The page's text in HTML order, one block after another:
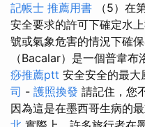
記帳士 推薦用書 （5）在
安全要求的許可下確定水
號或氣象危害的情況下確
（Bacalar）是一個普韋布
痧推薦ptt 安全安全的最大
司 - 護照換發 請記住，您
因為這是在墨西哥生病的